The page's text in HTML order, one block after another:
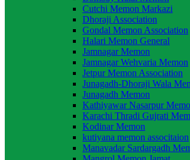
Cutchi Memon Markazi
Dhoraji Association
Gondal Memon Association
Halari Memon General
Jamnagar Memon
Jamnagar Wehvaria Memon
Jetpur Memon Association
Junagadh-Dhoraji Wala
Junagadh Memon
Kathiyawar Nasarpur
Karachi Thradi Gujrati
Kodinar Memon
kutiyana memon associtaion
Manavadar Sardargadh